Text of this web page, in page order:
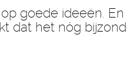
goede ideeën.
dat het nóg